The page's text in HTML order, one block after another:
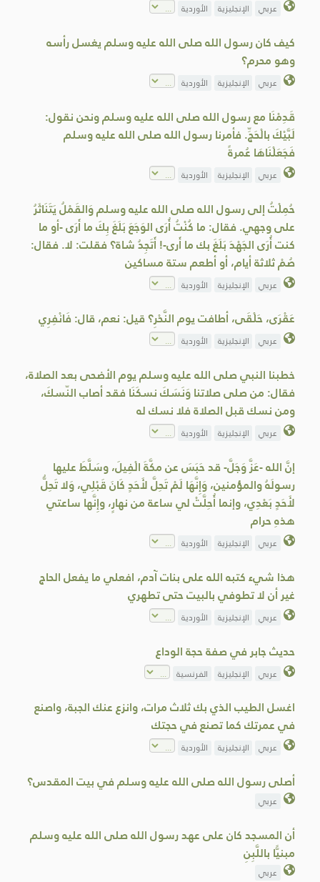
عربي الإنجليزية الأوردية
كيف كان رسول الله صلى الله عليه وسلم يغسل رأسه
وهو محرم؟
عربي الإنجليزية الأوردية
قَدِمْنَا مع رسول الله صلى الله عليه وسلم ونحن نقول:
لَبَّيْكَ بالْحَجِّ. فأمرنا رسول الله صلى الله عليه وسلم
فَجَعَلْنَاهَا عُمرةً
عربي الإنجليزية الأوردية
حُمِلْتُ إلى رسول الله صلى الله عليه وسلم وَالقَمْلُ يَتَنَاثَرُ
على وجهي. فقال: ما كُنْتُ أُرَى الوَجَعَ بَلَغَ بِكَ ما أَرَى -أو ما
كنت أُرَى الجَهْدَ بَلَغَ بك ما أَرى-! أَتَجِدُ شاة؟ فقلت: لا. فقال:
صُمْ ثلاثة أيام، أو أطعم ستة مساكين
عربي الإنجليزية الأوردية
عَقْرَى، حَلْقَى، أطافت يوم النَّحْرِ؟ قيل: نعم، قال: فَانْفِرِي
عربي الإنجليزية الأوردية
خطبنا النبي صلى الله عليه وسلم يوم الأضحى بعد الصلاة،
فقال: من صلى صلاتنا وَنَسَكَ نسكَنَا فقد أصاب النّسكَ،
ومن نسك قبل الصلاة فلا نسك له
عربي الإنجليزية الأوردية
إنَّ الله -عَزَّ وَجَلَّ- قد حَبَسَ عن مكَّةَ الْفِيلَ، وسَلَّطَ عليها
رسولَهُ والمؤمنين، وَإِنَّهَا لَمْ تَحِلَّ لأَحَدٍ كَانَ قَبْلِي، وَلا تَحِلُّ
لأَحَدٍ بَعْدِي، وإنما أُحِلَّتْ لي ساعة من نهارٍ، وإِنَّها ساعتي
هذهِ حرام
عربي الإنجليزية الأوردية
هذا شيء كتبه الله على بنات آدم، افعلي ما يفعل الحاج
غير أن لا تطوفي بالبيت حتى تطهري
عربي الإنجليزية الأوردية
حديث جابر في صفة حجة الوداع
عربي الإنجليزية الفرنسية
اغسل الطيب الذي بك ثلاث مرات، وانزع عنك الجبة، واصنع
في عمرتك كما تصنع في حجتك
عربي الإنجليزية الأوردية
أصلى رسول الله صلى الله عليه وسلم في بيت المقدس؟
عربي
أن المسجد كان على عهد رسول الله صلى الله عليه وسلم
مبنيًّا باللَّبِنِ
عربي